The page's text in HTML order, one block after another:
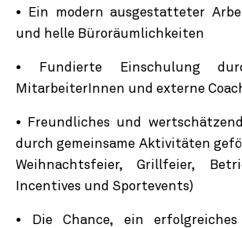
• Ein modern ausgestatteter
und helle Büroräumlichkeiten
• Fundierte Einschulung
MitarbeiterInnen und externe
• Freundliches und
durch gemeinsame Aktivitäten
Weihnachtsfeier, Grillfeier,
Incentives und Sportevents)
• Die Chance, ein erfolgreiches